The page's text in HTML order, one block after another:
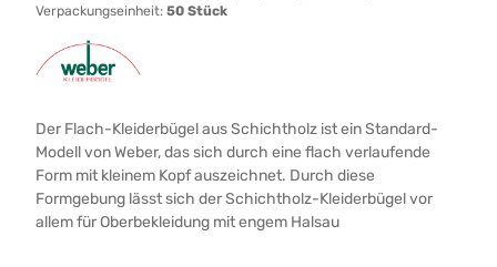
Verpackungseinheit: 50 Stück
Der Flach-Kleiderbügel aus Schichtholz ist ein Standard-
Modell von Weber, das sich durch eine flach verlaufende
Form mit kleinem Kopf auszeichnet. Durch diese
Formgebung lässt sich der Schichtholz-Kleiderbügel vor
allem für Oberbekleidung mit engem Halsau